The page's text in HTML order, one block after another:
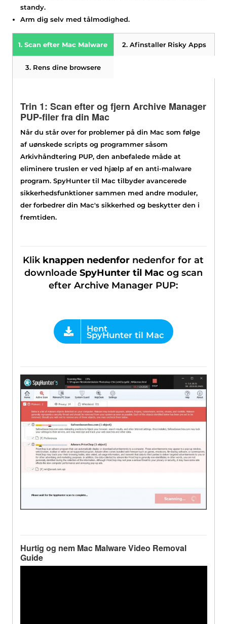
standy.
Arm dig selv med tålmodighed.
1. Scan efter Mac Malware 2. Afinstaller Risky Apps
3. Rens dine browsere
Trin 1: Scan efter og fjern Archive Manager
PUP-filer fra din Mac
Når du står over for problemer på din Mac som følge
af uønskede scripts og programmer såsom
Arkivhåndtering PUP, den anbefalede måde at
eliminere truslen er ved hjælp af en anti-malware
program. SpyHunter til Mac tilbyder avancerede
sikkerhedsfunktioner sammen med andre moduler,
der forbedrer din Mac's sikkerhed og beskytter den i
fremtiden.
Klik knappen nedenfor nedenfor for at
downloade SpyHunter til Macog scan
efter Archive Manager PUP:
Hent
SpyHunter til Mac
Hurtig og nem Mac Malware Video Removal
Guide